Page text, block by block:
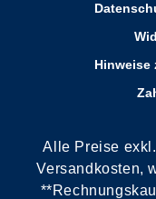
Hinweise
Alle Preise
Versandkosten,